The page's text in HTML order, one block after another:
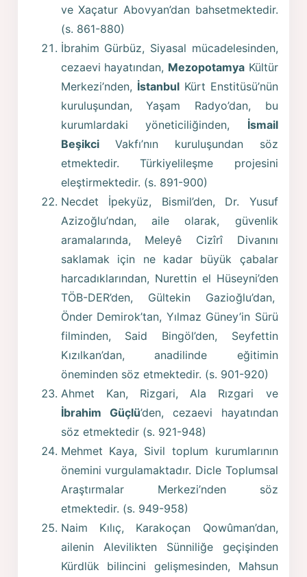
ve Xaçatur Abovyan’dan bahsetmektedir.
(s. 861-880)
İbrahim Gürbüz, Siyasal mücadelesinden,
cezaevi hayatından, Mezopotamya Kültür
Merkezi’nden, İstanbulKürt Enstitüsü’nün
kuruluşundan, Yaşam Radyo’dan, bu
kurumlardaki yöneticiliğinden, İsmail
BeşikciVakfı’nın kuruluşundan söz
etmektedir. Türkiyelileşme projesini
eleştirmektedir. (s. 891-900)
Necdet İpekyüz, Bismil’den, Dr. Yusuf
Azizoğlu’ndan, aile olarak, güvenlik
aramalarında, Meleyê Cizîrî Divanını
saklamak için ne kadar büyük çabalar
harcadıklarından, Nurettin el Hüseyni’den
TÖB-DER’den, Gültekin Gazioğlu’dan,
Önder Demirok’tan, Yılmaz Güney’in Sürü
filminden, Said Bingöl’den, Seyfettin
Kızılkan’dan, anadilinde eğitimin
öneminden söz etmektedir. (s. 901-920)
Ahmet Kan, Rizgari, Ala Rızgari ve
İbrahim Güçlü’den, cezaevi hayatından
söz etmektedir (s. 921-948)
Mehmet Kaya, Sivil toplum kurumlarının
önemini vurgulamaktadır. Dicle Toplumsal
Araştırmalar Merkezi’nden söz
etmektedir. (s. 949-958)
Naim Kılıç, Karakoçan Qowûman’dan,
ailenin Alevilikten Sünniliğe geçişinden
Kürdlük bilincini gelişmesinden, Mahsun